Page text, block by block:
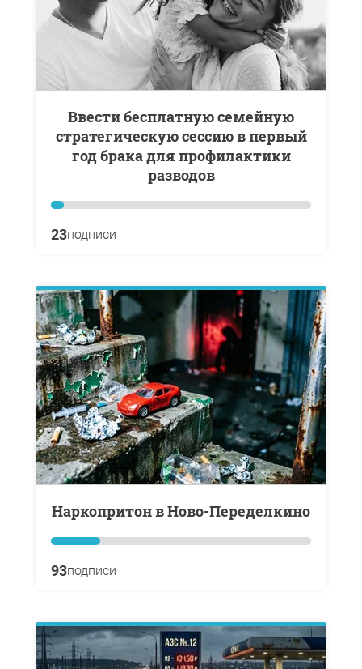
Ввести бесплатную семейную
стратегическую сессию в первый
год брака для профилактики
разводов
23подписи
Наркопритон в Ново-Переделкино
93подписи